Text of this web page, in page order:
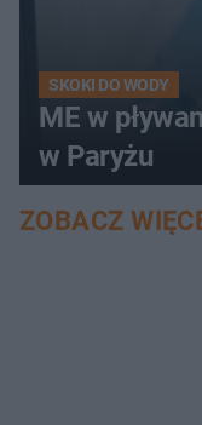
SKOKI DO WODY
ME w
w Paryżu
ZOBACZ